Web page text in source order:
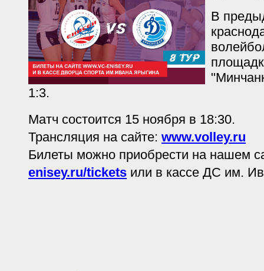
В
1:3.
Матч состоится 15 ноября в 18:30.
Трансляция на сайте: www.volley.ru
Билеты можно приобрести на нашем
enisey.ru/tickets или в кассе ДС им.